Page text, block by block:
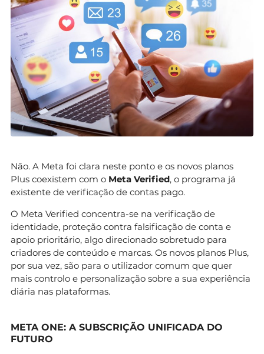
Não. A Meta foi clara neste ponto e os novos planos
Plus coexistem com o Meta Verified, o programa já
existente de verificação de contas pago.
O Meta Verified concentra-se na verificação de
identidade, proteção contra falsificação de conta e
apoio prioritário, algo direcionado sobretudo para
criadores de conteúdo e marcas. Os novos planos Plus,
por sua vez, são para o utilizador comum que quer
mais controlo e personalização sobre a sua experiência
diária nas plataformas.
META ONE: A SUBSCRIÇÃO UNIFICADA DO
FUTURO